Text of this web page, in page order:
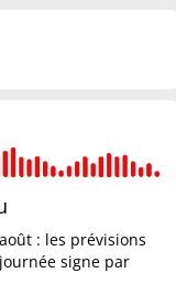
: les prévisions
signe par